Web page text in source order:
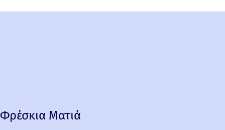
Φρέσκια Ματιά